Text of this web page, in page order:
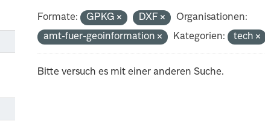
Formate: GPKG DXF
Organisationen:
amt-fuer-geoinformation
Kategorien: tech
Bitte versuch es mit einer anderen Suche.